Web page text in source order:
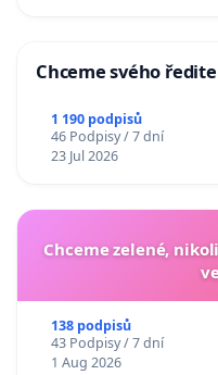
Chceme svého
1 190 podpisů
46 Podpisy / 7 dní
23 Jul 2026
Chceme zelené,
138 podpisů
43 Podpisy / 7 dní
1 Aug 2026